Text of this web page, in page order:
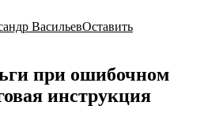
ВасильевОставить
при ошибочном
инструкция